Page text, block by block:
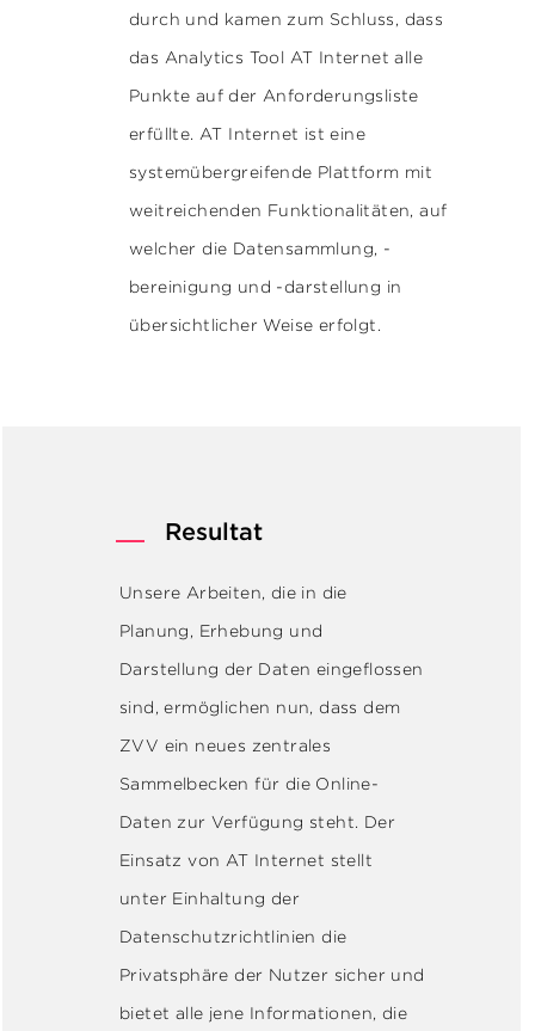
durch und kamen zum Schluss, dass
das Analytics Tool AT Internet alle
Punkte auf der Anforderungsliste
erfüllte. AT Internet ist eine
systemübergreifende Plattform mit
weitreichenden Funktionalitäten, auf
welcher die Datensammlung, -
bereinigung und -darstellung in
übersichtlicher Weise erfolgt.
Resultat
Unsere Arbeiten, die in die
Planung, Erhebung und
Darstellung der Daten eingeflossen
sind, ermöglichen nun, dass dem
ZVV ein neues zentrales
Sammelbecken für die Online-
Daten zur Verfügung steht. Der
Einsatz von AT Internet stellt
unter Einhaltung der
Datenschutzrichtlinien die
Privatsphäre der Nutzer sicher und
bietet alle jene Informationen, die